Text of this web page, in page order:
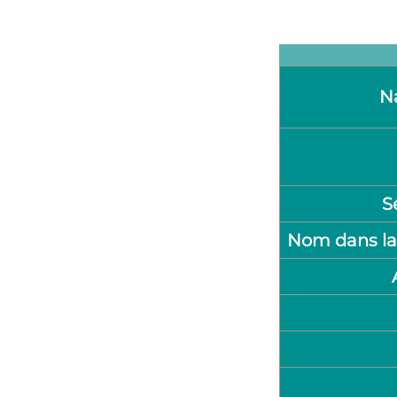
Nom dans